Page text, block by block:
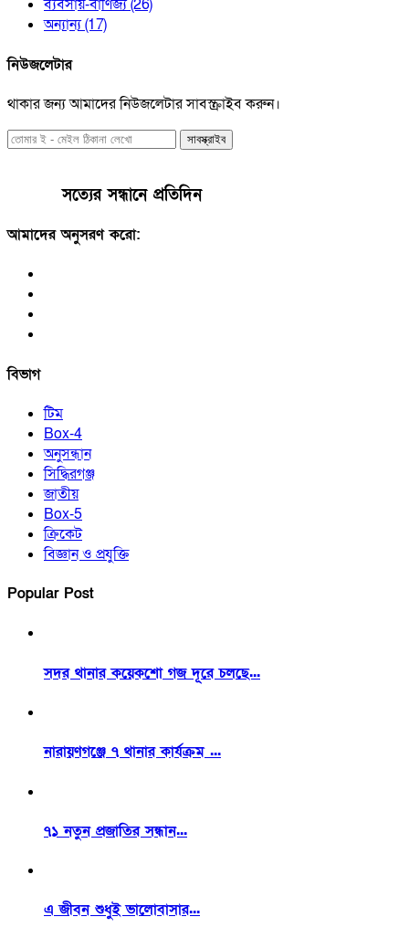
ব্যবসায়-বাণিজ্য(26)
অন্যান্য(17)
নিউজলেটার
থাকার জন্য আমাদের নিউজলেটার সাবস্ক্রাইব করুন।
সাবস্ক্রাইব
সত্যের সন্ধানে প্রতিদিন
আমাদের অনুসরণ করো:
বিভাগ
টিম
Box-4
অনুসন্ধান
সিদ্ধিরগঞ্জ
জাতীয়
Box-5
ক্রিকেট
বিজ্ঞান ও প্রযুক্তি
Popular Post
সদর থানার কয়েকশো গজ দূরে চলছে...
নারায়ণগঞ্জে ৭ থানার কার্যক্রম ...
৭১ নতুন প্রজাতির সন্ধান...
এ জীবন শুধুই ভালোবাসার...